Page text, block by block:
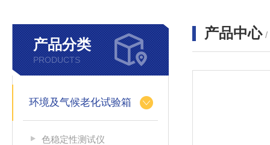
产品分类
PRODUCTS
环境及气候老化试验箱
色稳定性测试仪
产品中心 /